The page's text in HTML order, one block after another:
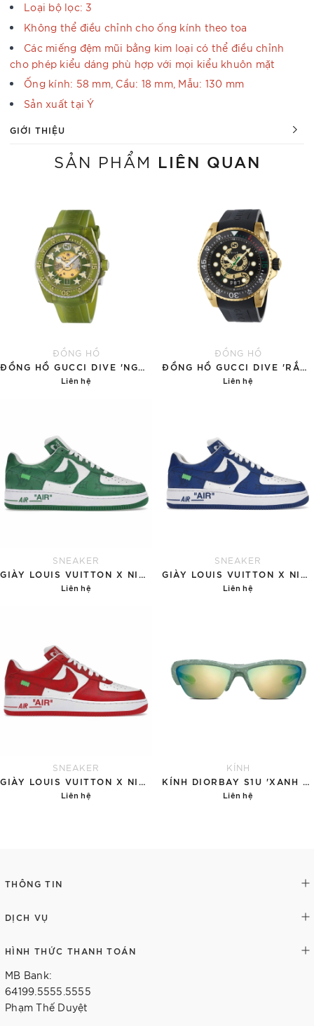
Loại bộ lọc: 3
Không thể điều chỉnh cho ống kính theo toa
Các miếng đệm mũi bằng kim loại có thể điều chỉnh
cho phép kiểu dáng phù hợp với mọi kiểu khuôn mặt
Ống kính: 58 mm, Cầu: 18 mm, Mẫu: 130 mm
Sản xuất tại Ý
GIỚI THIỆU
SẢN PHẨM LIÊN QUAN
ĐỒNG HỒ
ĐỒNG HỒ GUCCI DIVE 'NGỌC BÍCH'
Liên hệ
ĐỒNG HỒ
ĐỒNG HỒ GUCCI DIVE 'RẮN VÀNG'
Liên hệ
SNEAKER
GIÀY LOUIS VUITTON X NIKE AIR FORCE 1 'GREEN'
Liên hệ
SNEAKER
GIÀY LOUIS VUITTON X NIKE AIR FORCE 1 'BLUE'
Liên hệ
SNEAKER
GIÀY LOUIS VUITTON X NIKE AIR FORCE 1 RED
Liên hệ
KÍNH
KÍNH DIORBAY S1U 'XANH NGỌC'
Liên hệ
THÔNG TIN
DỊCH VỤ
HÌNH THỨC THANH TOÁN
MB Bank:
64199.5555.5555
Phạm Thế Duyệt